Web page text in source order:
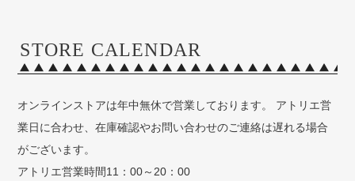
STORE CALENDAR
オンラインストアは年中無休で営業しております。 アトリエ営
業日に合わせ、在庫確認やお問い合わせのご連絡は遅れる場合
がございます。
アトリエ営業時間11：00～20：00